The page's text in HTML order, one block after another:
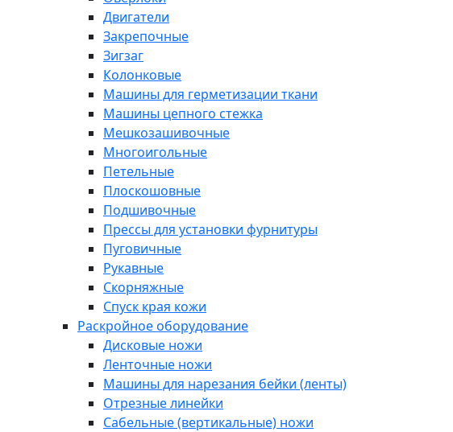
Двигатели
Закрепочные
Зигзаг
Колонковые
Машины для герметизации ткани
Машины цепного стежка
Мешкозашивочные
Многоигольные
Петельные
Плоскошовные
Подшивочные
Прессы для установки фурнитуры
Пуговичные
Рукавные
Скорняжные
Спуск края кожи
Раскройное оборудование
Дисковые ножи
Ленточные ножи
Машины для нарезания бейки (ленты)
Отрезные линейки
Сабельные (вертикальные) ножи